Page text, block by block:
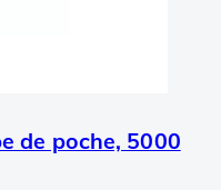
de poche, 5000